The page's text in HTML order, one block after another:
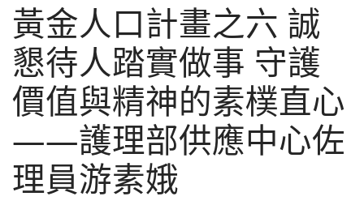
黃金人口計畫之六 誠
懇待人踏實做事 守護
價值與精神的素樸直心
——護理部供應中心佐
理員游素娥